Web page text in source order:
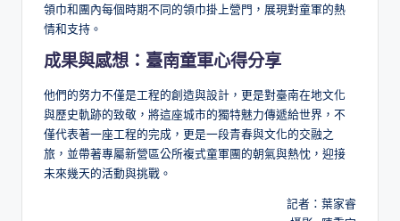
領巾和團內每個時期不同的領巾掛上營門，展現對童軍的熱
情和支持。
成果與感想：臺南童軍心得分享
他們的努力不僅是工程的創造與設計，更是對臺南在地文化
與歷史軌跡的致敬，將這座城市的獨特魅力傳遞給世界，不
僅代表著一座工程的完成，更是一段青春與文化的交融之
旅，並帶著專屬新營區公所複式童軍團的朝氣與熱忱，迎接
未來幾天的活動與挑戰。
記者：葉家睿